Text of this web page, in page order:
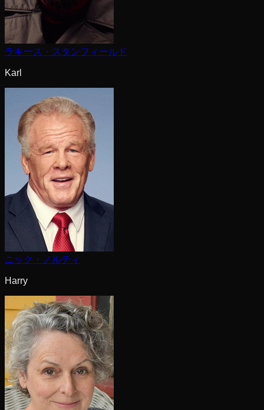
ラキース・スタンフィールド
Karl
ニック・ノルティ
Harry